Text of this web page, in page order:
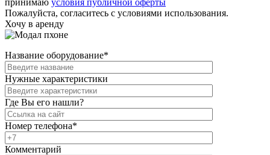
Пожалуйста, согласитесь с условиями использования.
Хочу в аренду
Название оборудование*
Нужные характеристики
Где Вы его нашли?
Номер телефона*
Комментарий